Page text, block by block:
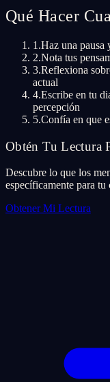
Qué Hacer
1.Haz una pausa
2.Nota tus
3.Reflexiona
actual
4.Escribe en tu
percepción
5.Confía en que
Obtén Tu Lectura
Descubre lo que los
específicamente para
Obtener Mi Lectura